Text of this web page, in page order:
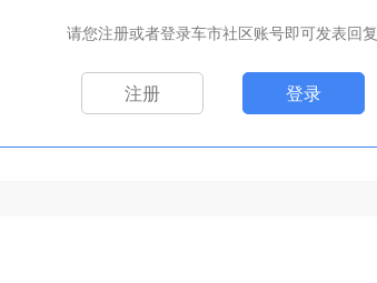
请您注册或者登录车市社区账号即可发表回复
注册 登录